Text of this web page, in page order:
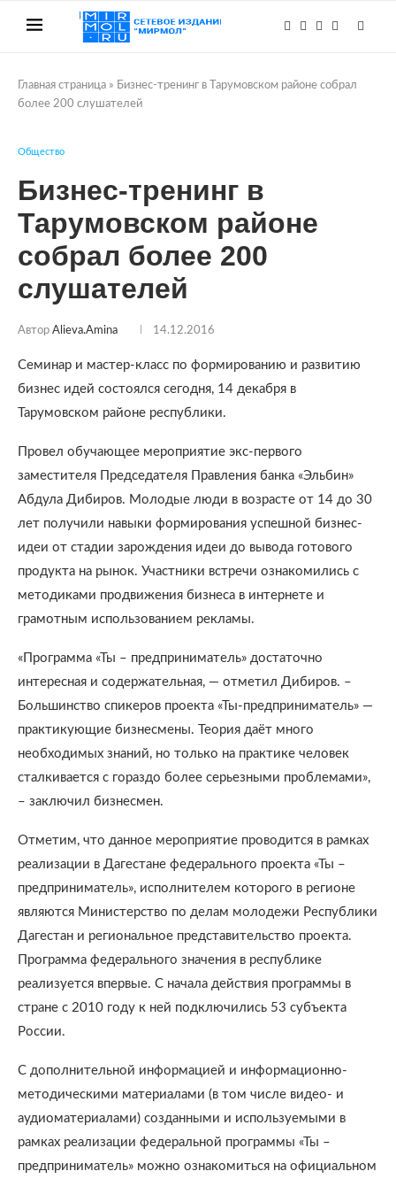
Главная страница » Бизнес-тренинг в Тарумовском районе собрал
более 200 слушателей
Общество
Бизнес-тренинг в
Тарумовском районе
собрал более 200
слушателей
Автор Alieva.amina 14.12.2016
Семинар и мастер-класс по формированию и развитию
бизнес идей состоялся сегодня, 14 декабря в
Тарумовском районе республики.
Провел обучающее мероприятие экс-первого
заместителя Председателя Правления банка «Эльбин»
Абдула Дибиров. Молодые люди в возрасте от 14 до 30
лет получили навыки формирования успешной бизнес-
идеи от стадии зарождения идеи до вывода готового
продукта на рынок. Участники встречи ознакомились с
методиками продвижения бизнеса в интернете и
грамотным использованием рекламы.
«Программа «Ты – предприниматель» достаточно
интересная и содержательная, — отметил Дибиров. –
Большинство спикеров проекта «Ты-предприниматель» —
практикующие бизнесмены. Теория даёт много
необходимых знаний, но только на практике человек
сталкивается с гораздо более серьезными проблемами»,
– заключил бизнесмен.
Отметим, что данное мероприятие проводится в рамках
реализации в Дагестане федерального проекта «Ты –
предприниматель», исполнителем которого в регионе
являются Министерство по делам молодежи Республики
Дагестан и региональное представительство проекта.
Программа федерального значения в республике
реализуется впервые. С начала действия программы в
стране с 2010 году к ней подключились 53 субъекта
России.
С дополнительной информацией и информационно-
методическими материалами (в том числе видео- и
аудиоматериалами) созданными и используемыми в
рамках реализации федеральной программы «Ты –
предприниматель» можно ознакомиться на официальном